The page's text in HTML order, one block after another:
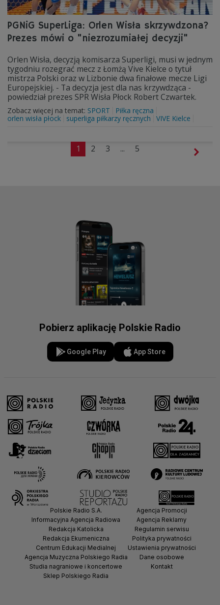
PGNiG SuperLiga: Orlen Wisła skrzywdzona?
Prezes mówi o "niezrozumiałej decyzji"
Orlen Wisła, decyzją komisarza Superligi, musi w jednym
tygodniu rozegrać mecz z Łomżą Vive Kielce o tytuł
mistrza Polski oraz w Lizbonie dwa finałowe mecze Ligi
Europejskiej. - Ta decyzja jest dla nas krzywdząca -
powiedział prezes SPR Wisła Płock Robert Czwartek.
Zobacz więcej na temat: SPORT
Piłka ręczna
orlen wisła płock
superliga piłkarzy ręcznych VIVE Kielce
1 2 3 ... 5
Pobierz aplikację Polskie Radio
Google Play App Store
Polskie Radio S.A.
Informacyjna Agencja Radiowa
Redakcja Katolicka
Redakcja Ekumeniczna
Centrum Edukacji Medialnej
Agencja Muzyczna Polskiego Radia
Studia nagraniowe i koncertowe
Sklep Polskiego Radia
Agencja Promocji
Agencja Reklamy
Regulamin serwisu
Polityka prywatności
Ustawienia prywatności
Dane osobowe
Kontakt